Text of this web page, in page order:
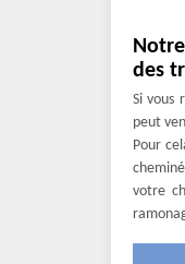
des
Si vous
peut
Pour
votre